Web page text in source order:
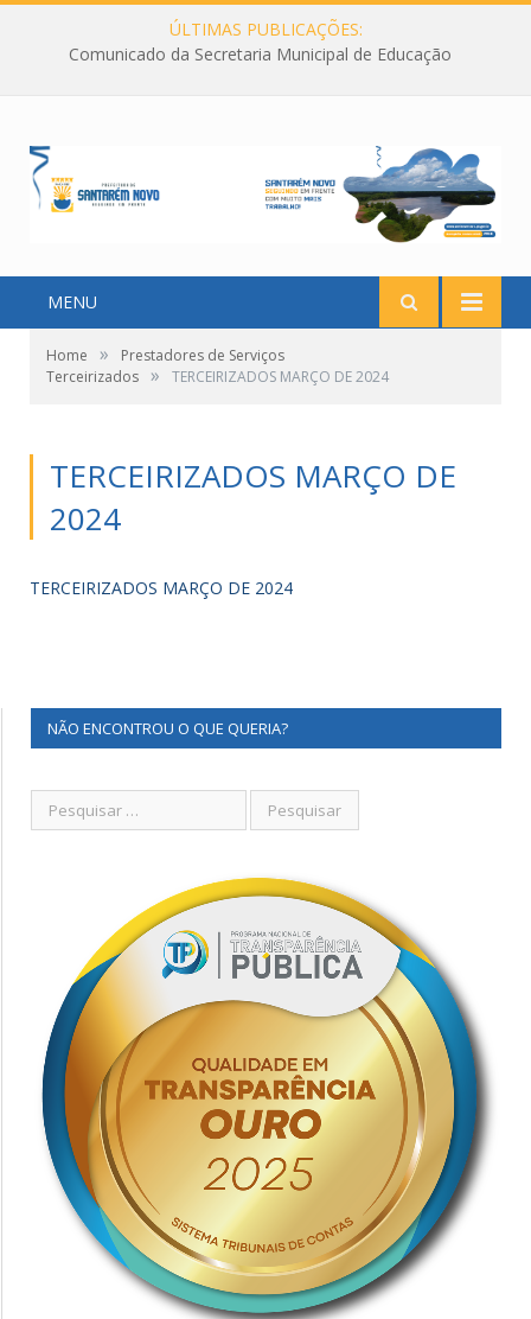
ÚLTIMAS PUBLICAÇÕES:
Comunicado da Secretaria Municipal de Educação
MENU
Home »
Prestadores de Serviços
Terceirizados » TERCEIRIZADOS MARÇO DE 2024
TERCEIRIZADOS MARÇO DE
2024
TERCEIRIZADOS MARÇO DE 2024
NÃO ENCONTROU O QUE QUERIA?